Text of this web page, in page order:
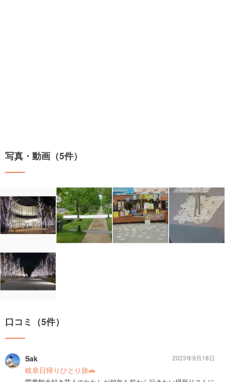
写真・動画（5件）
口コミ（5件）
Sak
岐阜日帰りひとり旅🚗
2023年9月18日